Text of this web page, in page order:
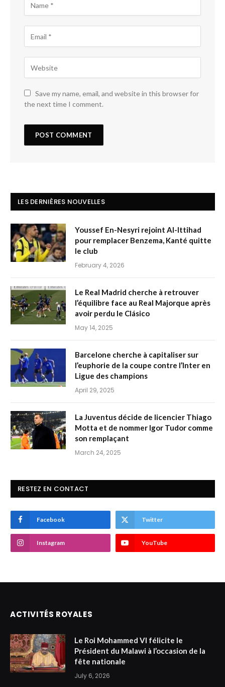
Save my name, email, and website in this browser for
the next time I comment.
LES DERNIÈRES NOUVELLES
Youssef En-Nesyri rejoint Al-Ittihad
pour remplacer Benzema, Kanté quitte
le club
February 4, 2026
Le Real Madrid cherche à retrouver
l’équilibre face au Real Majorque après
avoir perdu le Clásico
May 14, 2025
Barcelone cherche à capitaliser sur
l’euphorie de la coupe contre l’Inter en
Ligue des champions
April 29, 2025
La Juventus décide de licencier Thiago
Motta et de nommer Igor Tudor comme
son remplaçant
March 24, 2025
RESTEZ EN CONTACT
Facebook Twitter
Instagram YouTube
ACTIVITÉS ROYALES
Le Roi Mohammed VI félicite le
Président du Malawi à l’occasion de la
fête nationale
July 6, 2026